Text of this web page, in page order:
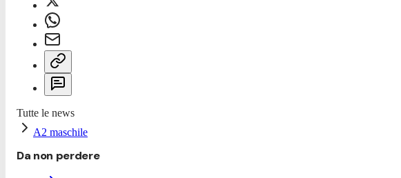
Tutte le news
A2 maschile
Da non perdere